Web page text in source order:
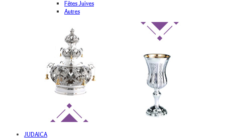
Fêtes Juives
Autres
JUDAICA